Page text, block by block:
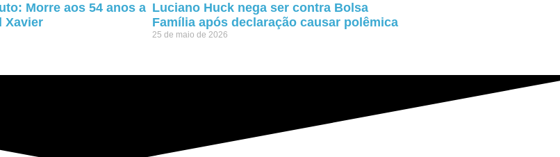
Morre aos 54 anos a
Xavier
Luciano Huck nega ser contra Bolsa
Família após declaração causar polêmica
25 de maio de 2026